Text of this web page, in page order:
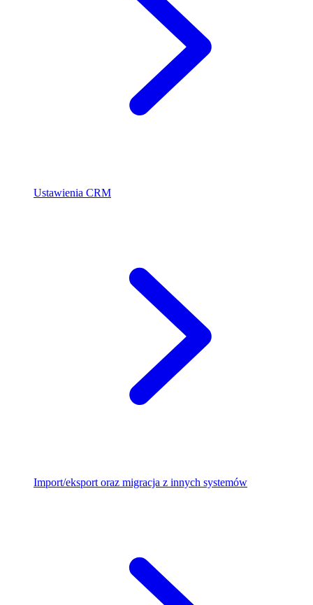
Ustawienia CRM
Import/eksport oraz migracja z innych systemów